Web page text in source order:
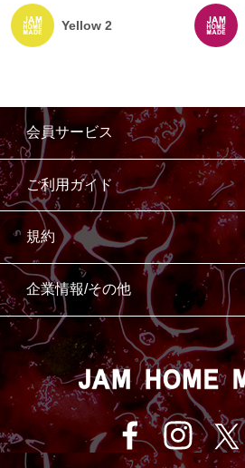
Yellow 2
会員サービス
ご利用ガイド
規約
企業情報/その他